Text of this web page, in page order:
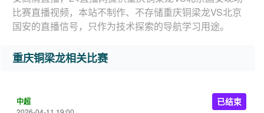
比赛直播视频，本站不制作、不存储重庆铜梁龙VS北京
国安的直播信号，只作为技术探索的导航学习用途。
重庆铜梁龙相关比赛
中超 已结束